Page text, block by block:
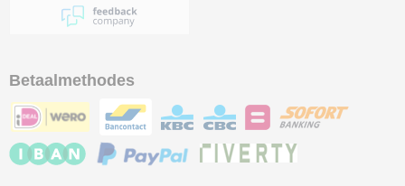
Betaalmethodes